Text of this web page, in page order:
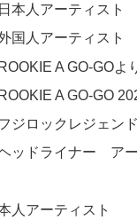
本人アーティスト
国人アーティスト
A GO-GOよ
A GO-GO
ジロックレジェンド
ッドライナー アー
人アーティスト